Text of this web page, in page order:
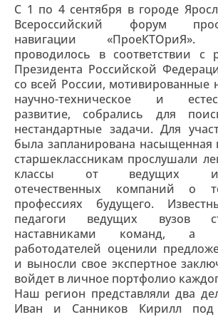
С 1 по 4 сентября в городе
Всероссийский форум
навигации «ПроеКТОриЯ».
проводилось в соответствии с
Президента Российской
со всей России, мотивированные
научно-техническое и
развитие, собрались для
нестандартные задачи. Для
была запланирована насыщенная
старшеклассникам прослушали
классы от ведущих
отечественных компаний о
профессиях будущего.
педагоги ведущих вузов
наставниками команд, а
работодателей оценили
и выносли свое экспертное
войдет в личное портфолио
Наш регион представляли два
Иван и Санников Кирилл под